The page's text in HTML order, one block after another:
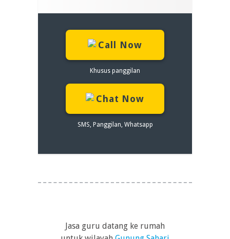
Call Now
Khusus panggilan
Chat Now
SMS, Panggilan, Whatsapp
Jasa guru datang ke rumah